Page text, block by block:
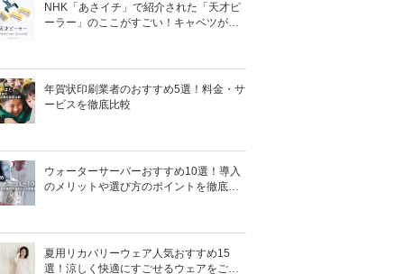
NHK「あさイチ」で紹介された「天才ピ
ーラー」のここがすごい！キャベツがほ
年賀状印刷業者のおすすめ5選！料金・サ
ービスを徹底比較
ウォーターサーバーおすすめ10選！導入
のメリットや選び方のポイントを徹底解
夏用リカバリーウェア人気おすすめ15
選！涼しく快適にすごせるウェアをご紹